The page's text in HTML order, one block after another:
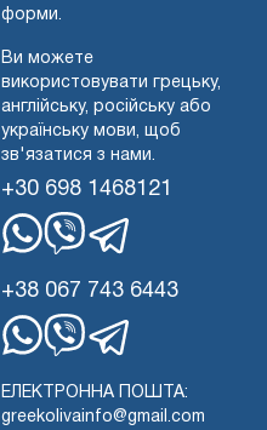
форми.
Ви можете
використовувати грецьку,
англійську, російську або
українську мови, щоб
зв'язатися з нами.
+30 698 1468121
+38 067 743 6443
ЕЛЕКТРОННА ПОШТА:
greekolivainfo@gmail.com